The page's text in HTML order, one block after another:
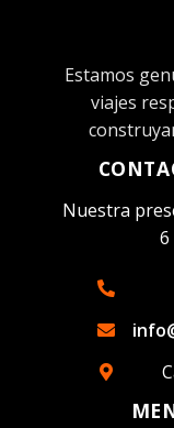
Estamos
viajes
Nuestra
6